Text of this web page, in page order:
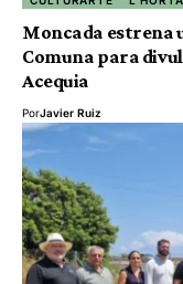
Moncada estrena
Comuna para
Acequia
PorJavier Ruiz